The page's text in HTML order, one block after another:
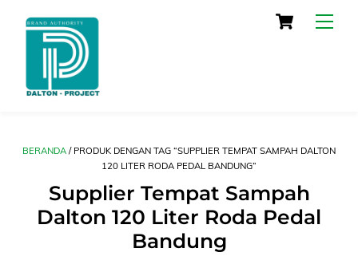
Cart
BERANDA / PRODUK DENGAN TAG “SUPPLIER TEMPAT SAMPAH DALTON
120 LITER RODA PEDAL BANDUNG”
Supplier Tempat Sampah
Dalton 120 Liter Roda Pedal
Bandung